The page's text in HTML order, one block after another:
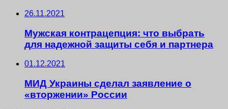
26.11.2021
Мужская контрацепция: что выбрать
для надежной защиты себя и партнера
01.12.2021
МИД Украины сделал заявление о
«вторжении» России